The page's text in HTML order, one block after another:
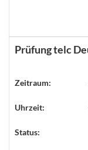
Prüfung telc
Zeitraum:
Uhrzeit:
Status: